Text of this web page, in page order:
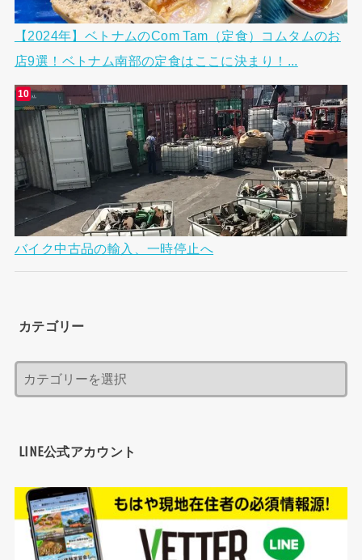
【2024年】ベトナムのCom Tam（定食）コムタムのお
店9選！ベトナム南部の定食はここに決まり！...
バイク中古品の輸入、一時停止へ
カテゴリー
LINE公式アカウント